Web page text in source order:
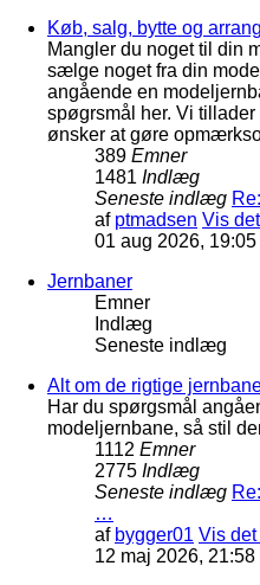
Køb, salg, bytte og
Mangler du noget til din
sælge noget fra din
angående en
spøgrsmål her. Vi
ønsker at gøre
389 Emner
1481 Indlæg
Seneste indlæg
af ptmadsen Vis
01 aug 2026, 19:05
Jernbaner
Emner
Indlæg
Seneste indlæg
Alt om de rigtige
Har du spørgsmål
modeljernbane, så stil
1112 Emner
2775 Indlæg
Seneste indlæg
…
af bygger01 Vis
12 maj 2026, 21:58